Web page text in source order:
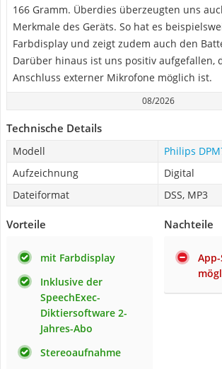
166 Gramm. Überdies überzeugten uns
Merkmale des Geräts. So hat es
Farbdisplay und zeigt zudem auch den
Darüber hinaus ist uns positiv aufgefallen,
Anschluss externer Mikrofone möglich ist.
08/2026
Technische Details
Modell
‎Philips
Aufzeichnung
Digital
Dateiformat
DSS, MP3
Vorteile
mit Farbdisplay
Inklusive der
SpeechExec-
Diktiersoftware 2-
Jahres-Abo
Stereoaufnahme
Nachteile